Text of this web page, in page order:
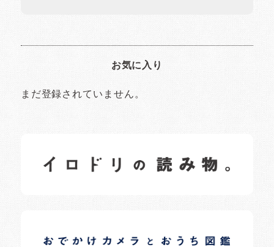
お気に入り
まだ登録されていません。
日常の様子など随時更新中です。
日常の様子など随時更新中です。